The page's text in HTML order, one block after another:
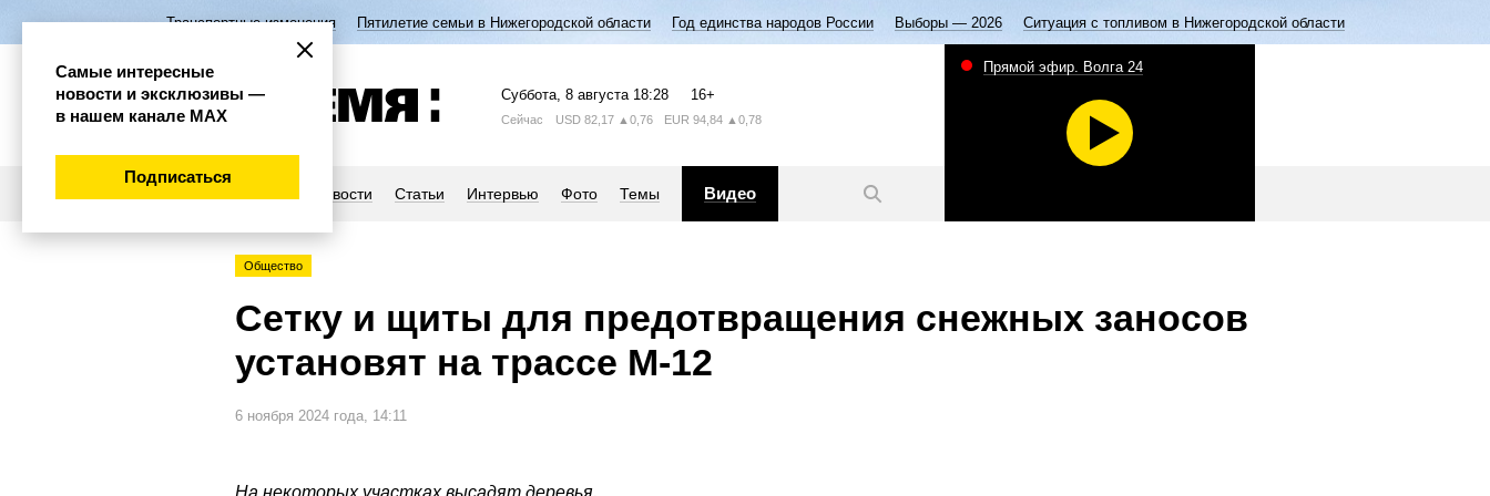
Транспортные изменения Пятилетие семьи в Нижегородской области Год единства народов России Выборы — 2026 Ситуация с топливом в Нижегородской области
Суббота, 8 августа 18:28 16+
Сейчас USD 82,17 ▲0,76 EUR 94,84 ▲0,78
Новости Статьи Интервью Фото Темы Видео
Прямой эфир. Волга 24
Общество
Сетку и щиты для предотвращения снежных заносов
установят на трассе М-12
6 ноября 2024 года, 14:11
На некоторых участках высадят деревья.
Самые интересные
новости и эксклюзивы —
в нашем канале МАХ
Подписаться